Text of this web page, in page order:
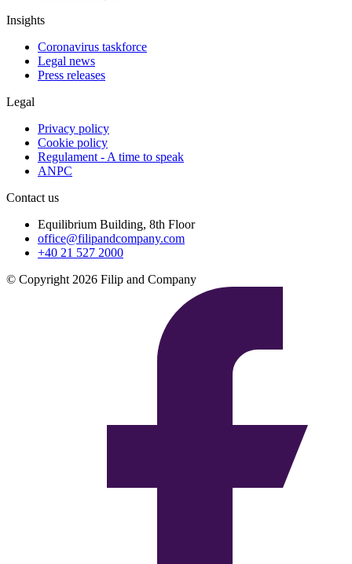
Insights
Coronavirus taskforce
Legal news
Press releases
Legal
Privacy policy
Cookie policy
Regulament - A time to speak
ANPC
Contact us
Equilibrium Building, 8th Floor
office@filipandcompany.com
+40 21 527 2000
© Copyright 2026 Filip and Company